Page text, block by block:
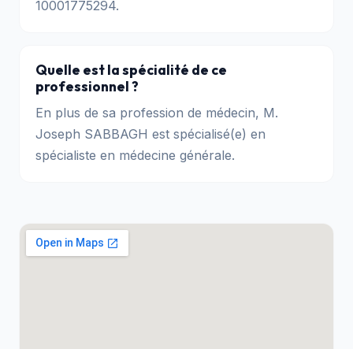
10001775294.
Quelle est la spécialité de ce
professionnel ?
En plus de sa profession de médecin, M.
Joseph SABBAGH est spécialisé(e) en
spécialiste en médecine générale.